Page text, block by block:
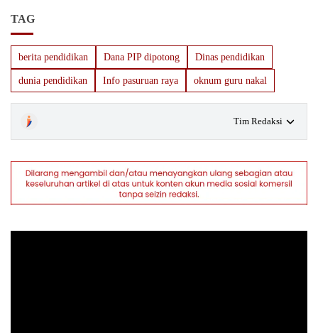
TAG
berita pendidikan Dana PIP dipotong Dinas pendidikan
dunia pendidikan Info pasuruan raya oknum guru nakal
Tim Redaksi